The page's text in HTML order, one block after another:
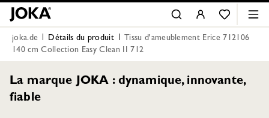
joka.de Détails du produit
Tissu d'ameublement Erice 712106
140 cm Collection Easy Clean II 712
La marque JOKA : dynamique, innovante,
fiable